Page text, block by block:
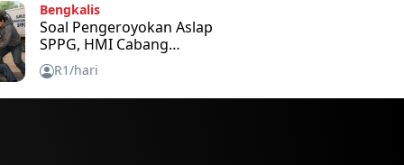
Bengkalis
Soal Pengeroyokan Aslap
SPPG, HMI Cabang
Bengkalis Kecam dan
Minta APH Usut Tuntas
R1/hari